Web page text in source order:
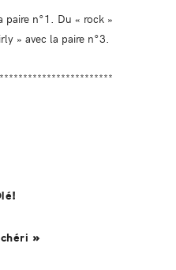
paire n°1. Du « rock »
» avec la paire n°3.
»